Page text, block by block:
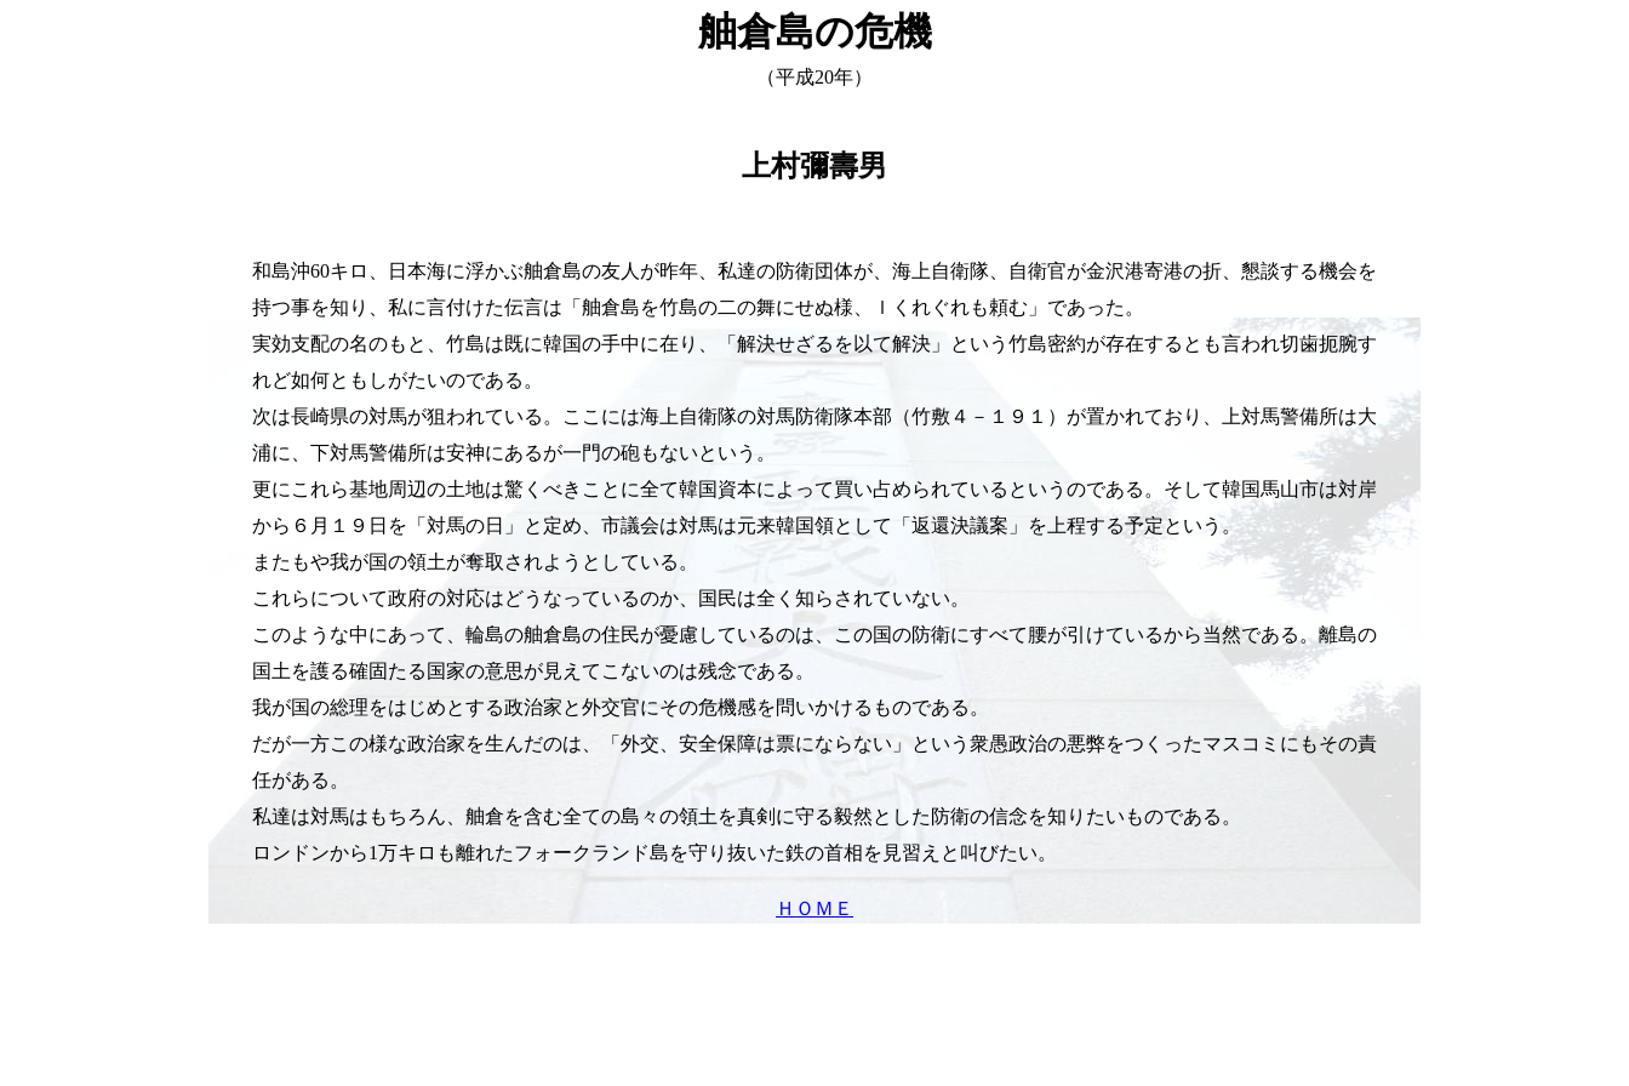
舳倉島の危機
（平成20年）
上村彌壽男
和島沖60キロ、日本海に浮かぶ舳倉島の友人が昨年、私達の防衛団体が、海上自衛隊、自衛官が金沢港寄港の折、懇談する機会を
持つ事を知り、私に言付けた伝言は「舳倉島を竹島の二の舞にせぬ様、ｌくれぐれも頼む」であった。
実効支配の名のもと、竹島は既に韓国の手中に在り、「解決せざるを以て解決」という竹島密約が存在するとも言われ切歯扼腕す
れど如何ともしがたいのである。
次は長崎県の対馬が狙われている。ここには海上自衛隊の対馬防衛隊本部（竹敷４－１９１）が置かれており、上対馬警備所は大
浦に、下対馬警備所は安神にあるが一門の砲もないという。
更にこれら基地周辺の土地は驚くべきことに全て韓国資本によって買い占められているというのである。そして韓国馬山市は対岸
から６月１９日を「対馬の日」と定め、市議会は対馬は元来韓国領として「返還決議案」を上程する予定という。
またもや我が国の領土が奪取されようとしている。
これらについて政府の対応はどうなっているのか、国民は全く知らされていない。
このような中にあって、輪島の舳倉島の住民が憂慮しているのは、この国の防衛にすべて腰が引けているから当然である。離島の
国土を護る確固たる国家の意思が見えてこないのは残念である。
我が国の総理をはじめとする政治家と外交官にその危機感を問いかけるものである。
だが一方この様な政治家を生んだのは、「外交、安全保障は票にならない」という衆愚政治の悪弊をつくったマスコミにもその責
任がある。
私達は対馬はもちろん、舳倉を含む全ての島々の領土を真剣に守る毅然とした防衛の信念を知りたいものである。
ロンドンから1万キロも離れたフォークランド島を守り抜いた鉄の首相を見習えと叫びたい。
ＨＯＭＥ